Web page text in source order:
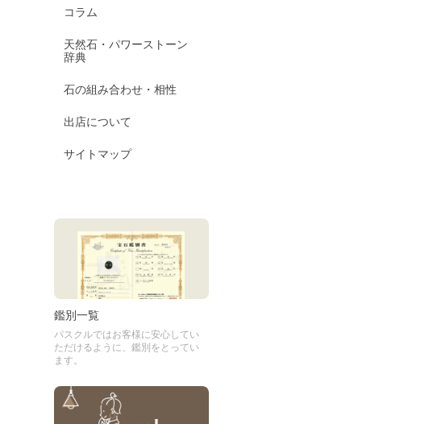
コラム
天然石・パワーストーン
辞典
石の組み合わせ・相性
出店について
サイトマップ
鑑別一覧
パスクルではお客様に安心してい
ただけるように、鑑別をとってい
ます。